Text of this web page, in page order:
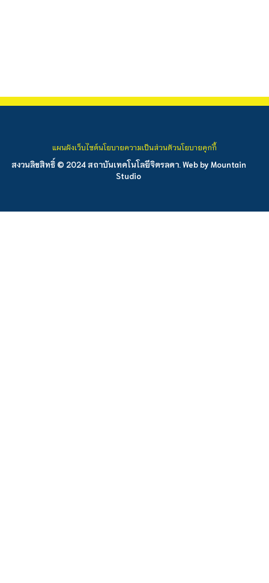
สงวนลิขสิทธิ์ © 2024 สถาบันเทคโนโลยีจิตรลดา. Web by Mountain
Studio
แผนผังเว็บไซต์นโยบายความเป็นส่วนตัวนโยบายคุกกี้